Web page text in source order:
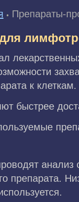
• Препараты-
к клеткам.
быстрее
препарата.